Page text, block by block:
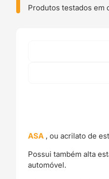
Fiberlogy
Produtos testados em
ASA , ou acrilato de
Possui também alta
automóvel.